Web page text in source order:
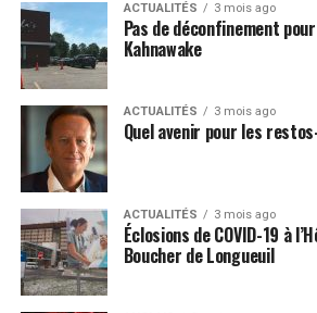
ACTUALITÉS 3 mois ago
Pas de déconfinement
Kahnawake
ACTUALITÉS 3 mois ago
Quel avenir pour les
ACTUALITÉS 3 mois ago
Éclosions de COVID-19 à
Boucher de Longueuil